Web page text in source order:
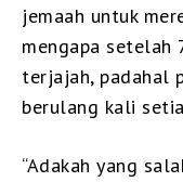
jemaah untuk
mengapa setelah
terjajah, padahal
berulang kali
“Adakah yang